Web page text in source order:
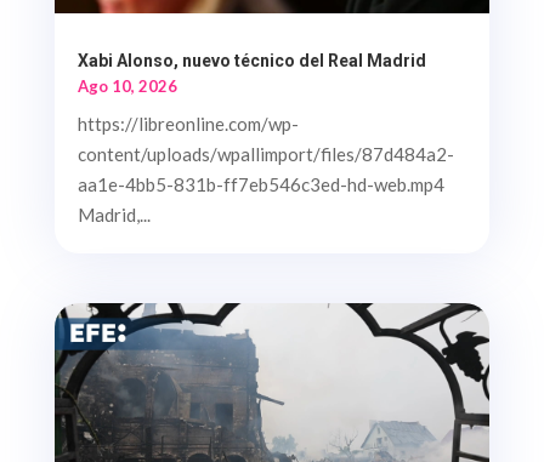
Xabi Alonso, nuevo técnico del Real Madrid
Ago 10, 2026
https://libreonline.com/wp-
content/uploads/wpallimport/files/87d484a2-
aa1e-4bb5-831b-ff7eb546c3ed-hd-web.mp4
Madrid,...